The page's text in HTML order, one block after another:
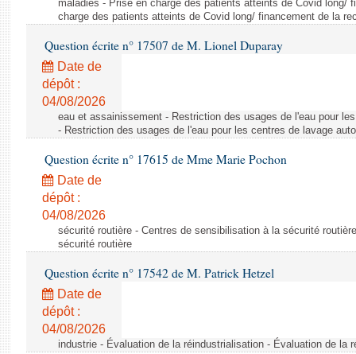
maladies - Prise en charge des patients atteints de Covid long/
charge des patients atteints de Covid long/ financement de la
Question écrite n° 17507 de M. Lionel Duparay
Date de
dépôt :
04/08/2026
eau et assainissement - Restriction des usages de l'eau pour
- Restriction des usages de l'eau pour les centres de lavage
Question écrite n° 17615 de Mme Marie Pochon
Date de
dépôt :
04/08/2026
sécurité routière - Centres de sensibilisation à la sécurité
sécurité routière
Question écrite n° 17542 de M. Patrick Hetzel
Date de
dépôt :
04/08/2026
industrie - Évaluation de la réindustrialisation - Évaluation de la